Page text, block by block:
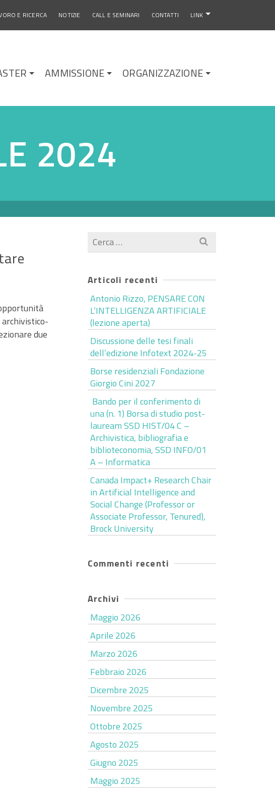
E RICERCA NOTIZIE CALL E SEMINARI CONTATTI LINK
AMMISSIONE ORGANIZZAZIONE
2024
due
Cerca
per:
Articoli recenti
Antonio Rizzo, PENSARE CON
L’INTELLIGENZA ARTIFICIALE
(lezione aperta)
Discussione delle tesi finali
dell’edizione Infotext 2024-25
Borse residenziali Fondazione
Giorgio Cini 2027
Bando per il conferimento di
una (n. 1) Borsa di studio post-
lauream SSD HIST/04 C –
Archivistica, bibliografia e
biblioteconomia, SSD INFO/01
A – Informatica
Canada Impact+ Research Chair
in Artificial Intelligence and
Social Change (Professor or
Associate Professor, Tenured),
Brock University
Commenti recenti
Archivi
Maggio 2026
Aprile 2026
Marzo 2026
Febbraio 2026
Dicembre 2025
Novembre 2025
Ottobre 2025
Agosto 2025
Giugno 2025
Maggio 2025